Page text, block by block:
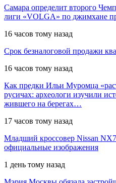
Самара определит второго
лиги «VOLGA» по джимхане
16 часов тому назад
Срок безналоговой продажи
16 часов тому назад
Как предки Ильи Муромца
русичах: археологи изучили
жившего на берегах…
17 часов тому назад
Младший кроссовер Nissan
официальные изображения
1 день тому назад